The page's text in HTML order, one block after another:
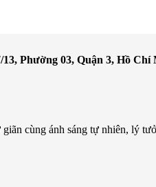
13, Phường 03, Quận 3, Hồ Chí
cùng ánh sáng tự nhiên, lý